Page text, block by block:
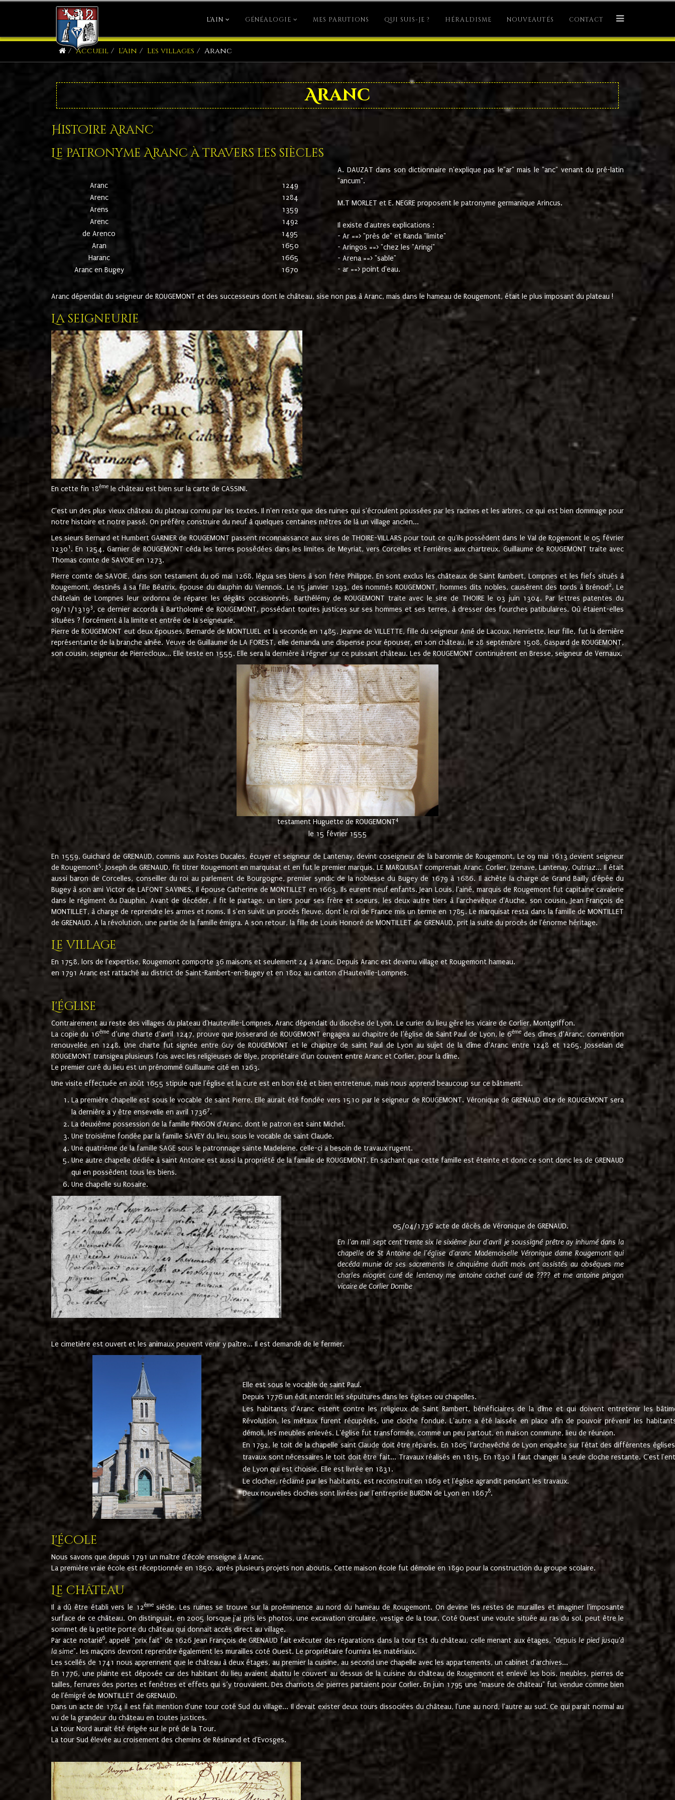
L'AIN GÉNÉALOGIE MES PARUTIONS QUI SUIS-JE ? HÉRALDISME NOUVEAUTÉS CONTACT
Accueil L'Ain Les villages Aranc
Aranc
Histoire Aranc
Le patronyme Aranc à travers les siècles
Aranc
1249
Arenc
1284
Arens
1359
Arenc
1492
de Arenco
1495
Aran
1650
Haranc
1665
Aranc en Bugey
1670
A. DAUZAT dans son dictionnaire n'explique pas le"ar" mais le "anc" venant du pré-latin
"ancum".
M.T MORLET et E. NEGRE proposent le patronyme germanique Arincus.
Il existe d'autres explications :
- Ar ==> "près de" et Randa "limite"
- Aringos ==> "chez les "Aringi"
- Arena ==> "sable"
- ar ==> point d'eau.
Aranc dépendait du seigneur de ROUGEMONT et des successeurs dont le château, sise non pas à Aranc, mais dans le hameau de Rougemont, était le plus imposant du plateau !
La seigneurie
En cette fin 18ème le château est bien sur la carte de CASSINI.
C'est un des plus vieux château du plateau connu par les textes. Il n'en reste que des ruines qui s'écroulent poussées par les racines et les arbres, ce qui est bien dommage pour
notre histoire et notre passé. On préfère construire du neuf à quelques centaines mètres de là un village ancien...
Les sieurs Bernard et Humbert GARNIER de ROUGEMONT passent reconnaissance aux sires de THOIRE-VILLARS pour tout ce qu'ils possèdent dans le Val de Rogemont le 05 février
12301 . En 1254, Garnier de ROUGEMONT céda les terres possédées dans les limites de Meyriat, vers Corcelles et Ferrières aux chartreux. Guillaume de ROUGEMONT traite avec
Thomas comte de SAVOIE en 1273.
Pierre comte de SAVOIE, dans son testament du 06 mai 1268, légua ses biens à son frère Philippe. En sont exclus les châteaux de Saint Rambert, Lompnes et les fiefs situés à
Rougemont, destinés à sa fille Béatrix, épouse du dauphin du Viennois. Le 15 janvier 1293, des nommés ROUGEMONT, hommes dits nobles, causèrent des tords à Brénod 2. Le
châtelain de Lompnes leur ordonna de réparer les dégâts occasionnés. Barthélémy de ROUGEMONT traite avec le sire de THOIRE le 03 juin 1304. Par lettres patentes du
09/11/13193, ce dernier accorda à Bartholomé de ROUGEMONT, possédant toutes justices sur ses hommes et ses terres, à dresser des fourches patibulaires. Où étaient-elles
situées ? forcément à la limite et entrée de la seigneurie.
Pierre de ROUGEMONT eut deux épouses, Bernarde de MONTLUEL et la seconde en 1485, Jeanne de VILLETTE, fille du seigneur Amé de Lacoux. Henriette, leur fille, fut la dernière
représentante de la branche aînée. Veuve de Guillaume de LA FOREST, elle demanda une dispense pour épouser, en son château, le 28 septembre 1508, Gaspard de ROUGEMONT,
son cousin, seigneur de Pierrecloux... Elle teste en 1555. Elle sera la dernière à régner sur ce puissant château. Les de ROUGEMONT continuèrent en Bresse, seigneur de Vernaux.
testament Huguette de ROUGEMONT4
le 15 février 1555
En 1559, Guichard de GRENAUD, commis aux Postes Ducales, écuyer et seigneur de Lantenay, devint coseigneur de la baronnie de Rougemont. Le 09 mai 1613 devient seigneur
de Rougemont5. Joseph de GRENAUD, fit titrer Rougemont en marquisat et en fut le premier marquis. LE MARQUISAT comprenait Aranc, Corlier, Izenave, Lantenay, Outriaz... Il était
aussi baron de Corcelles, conseiller du roi au parlement de Bourgogne, premier syndic de la noblesse du Bugey de 1679 à 1686. Il achète la charge de Grand Bailly d'épée du
Bugey à son ami Victor de LAFONT SAVINES. Il épouse Catherine de MONTILLET en 1663. Ils eurent neuf enfants. Jean Louis, l'ainé, marquis de Rougemont fut capitaine cavalerie
dans le régiment du Dauphin. Avant de décéder, il fit le partage, un tiers pour ses frère et soeurs, les deux autre tiers à l'archevêque d'Auche, son cousin, Jean François de
MONTILLET, à charge de reprendre les armes et noms. Il s'en suivit un procès fleuve, dont le roi de France mis un terme en 1785. Le marquisat resta dans la famille de MONTILLET
de GRENAUD. A la révolution, une partie de la famille émigra. A son retour, la fille de Louis Honoré de MONTILLET de GRENAUD, prit la suite du procès de l'énorme héritage.
Le village
En 1758, lors de l'expertise, Rougemont comporte 36 maisons et seulement 24 à Aranc. Depuis Aranc est devenu village et Rougemont hameau.
en 1791 Aranc est rattaché au district de Saint-Rambert-en-Bugey et en 1802 au canton d'Hauteville-Lompnes.
L'église
Contrairement au reste des villages du plateau d'Hauteville-Lompnes, Aranc dépendait du diocèse de Lyon. Le curier du lieu gère les vicaire de Corlier, Montgriffon.
La copie du 16ème d’une charte d’avril 1247, prouve que Josserand de ROUGEMONT engagea au chapitre de l’église de Saint Paul de Lyon, le 6ème des dîmes d’Aranc, convention
renouvelée en 1248. Une charte fut signée entre Guy de ROUGEMONT et le chapitre de saint Paul de Lyon au sujet de la dîme d’Aranc entre 1248 et 1265. Josselain de
ROUGEMONT transigea plusieurs fois avec les religieuses de Blye, propriétaire d'un couvent entre Aranc et Corlier, pour la dîme.
Le premier curé du lieu est un prénommé Guillaume cité en 1263.
Une visite effectuée en août 1655 stipule que l'église et la cure est en bon été et bien entretenue, mais nous apprend beaucoup sur ce bâtiment.
La première chapelle est sous le vocable de saint Pierre. Elle aurait été fondée vers 1510 par le seigneur de ROUGEMONT. Véronique de GRENAUD dite de ROUGEMONT sera
la dernière a y être ensevelie en avril 17367.
La deuxième possession de la famille PINGON d'Aranc, dont le patron est saint Michel.
Une troisième fondée par la famille SAVEY du lieu, sous le vocable de saint Claude.
Une quatrième de la famille SAGE sous le patronnage sainte Madeleine. celle-ci a besoin de travaux rugent.
Une autre chapelle dédiée à saint Antoine est aussi la propriété de la famille de ROUGEMONT. En sachant que cette famille est éteinte et donc ce sont donc les de GRENAUD
qui en possèdent tous les biens.
Une chapelle su Rosaire.
05/04/1736 acte de décès de Véronique de GRENAUD.
En l'an mil sept cent trente six le sixième jour d'avril je soussigné prêtre ay inhumé dans la
chapelle de St Antoine de l'église d'aranc Mademoiselle Véronique dame Rougemont qui
decéda munie de ses sacrements le cinquième dudit mois ont assistés au obsèques me
charles niogret curé de lentenay me antoine cachet curé de ???? et me antoine pingon
vicaire de Corlier Dombe
Le cimetière est ouvert et les animaux peuvent venir y paître... Il est demandé de le fermer.
Elle est sous le vocable de saint Paul.
Depuis 1776 un édit interdit les sépultures dans les églises ou chapelles.
Les habitants d'Aranc estent contre les religieux de Saint Rambert, bénéficiaires de la dîme et qui doivent entretenir les
Révolution, les métaux furent récupérés, une cloche fondue. L'autre a été laissée en place afin de pouvoir prévenir les
démoli, les meubles enlevés. L'église fut transformée, comme un peu partout, en maison commune, lieu de réunion.
En 1792, le toit de la chapelle saint Claude doit être réparés. En 1805 l'archevêché de Lyon enquête sur l'état des différentes
travaux sont nécessaires le toit doit être fait... Travaux réalisés en 1815. En 1830 il faut changer la seule cloche restante. C'est
de Lyon qui est choisie. Elle est livrée en 1831.
Le clocher, réclamé par les habitants, est reconstruit en 1869 et l'église agrandit pendant les travaux.
Deux nouvelles cloches sont livrées par l'entreprise BURDIN de Lyon en 18678.
L'école
Nous savons que depuis 1791 un maître d'école enseigne à Aranc.
La première vraie école est réceptionnée en 1850, après plusieurs projets non aboutis. Cette maison école fut démolie en 1890 pour la construction du groupe scolaire.
Le château
Il a dû être établi vers le 12èmesiècle. Les ruines se trouve sur la proéminence au nord du hameau de Rougemont. On devine les restes de murailles et imaginer l'imposante
surface de ce château. On distinguait, en 2005 lorsque j'ai pris les photos, une excavation circulaire, vestige de la tour. Coté Ouest une voute située au ras du sol, peut être le
sommet de la petite porte du château qui donnait accès direct au village.
Par acte notarié6, appelé "prix fait" de 1626 Jean François de GRENAUD fait exécuter des réparations dans la tour Est du château, celle menant aux étages, "depuis le pied jusqu'à
la sime". les maçons devront reprendre également les murailles coté Ouest. Le propriétaire fournira les matériaux.
Les scellés de 1741 nous apprennent que le château à deux étages, au premier la cuisine, au second une chapelle avec les appartements, un cabinet d'archives...
En 1776, une plainte est déposée car des habitant du lieu avaient abattu le couvert au dessus de la cuisine du château de Rougemont et enlevé les bois, meubles, pierres de
tailles, ferrures des portes et fenêtres et effets qui s’y trouvaient. Des charriots de pierres partaient pour Corlier. En juin 1795 une "masure de château" fut vendue comme bien
de l'émigré de MONTILLET de GRENAUD.
Dans un acte de 1784 il est fait mention d'une tour coté Sud du village... Il devait exister deux tours dissociées du château, l'une au nord, l'autre au sud. Ce qui parait normal au
vu de la grandeur du château en toutes justices.
La tour Nord aurait été érigée sur le pré de la Tour.
La tour Sud élevée au croisement des chemins de Résinand et d'Evosges.